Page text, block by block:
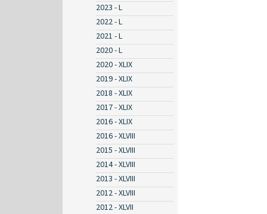
2023 - L
2022 - L
2021 - L
2020 - L
2020 - XLIX
2019 - XLIX
2018 - XLIX
2017 - XLIX
2016 - XLIX
2016 - XLVIII
2015 - XLVIII
2014 - XLVIII
2013 - XLVIII
2012 - XLVIII
2012 - XLVII